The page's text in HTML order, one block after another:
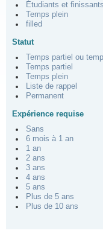
Étudiants et finissants
Temps plein
filled
Statut
Temps partiel ou
Temps partiel
Temps plein
Liste de rappel
Permanent
Expérience requise
Sans
6 mois à 1 an
1 an
2 ans
3 ans
4 ans
5 ans
Plus de 5 ans
Plus de 10 ans